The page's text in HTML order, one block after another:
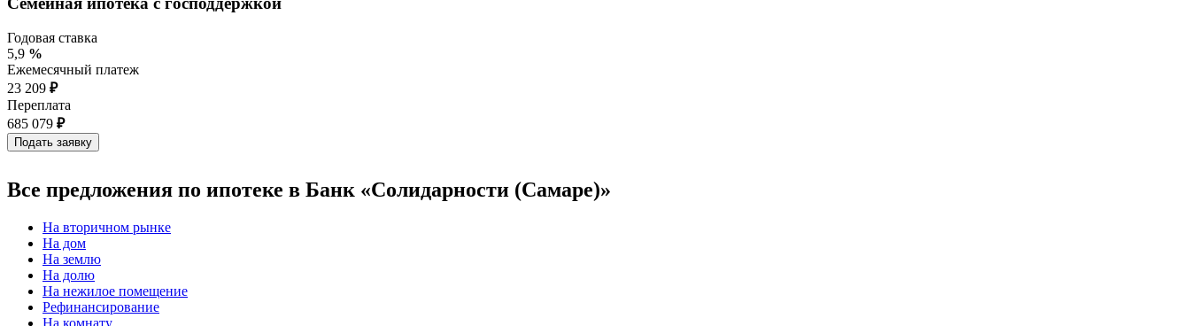
Годовая ставка
5,9 %
Ежемесячный платеж
23 209 ₽
Переплата
685 079 ₽
Все предложения по ипотеке в Банк «Солидарности (Самаре)»
На вторичном рынке
На дом
На землю
На долю
На нежилое помещение
Рефинансирование
На комнату